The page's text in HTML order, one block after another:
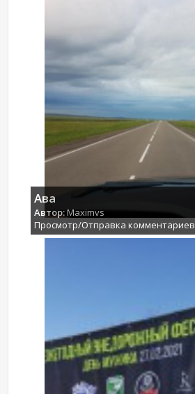
Ава
Автор: Maximvs
Просмотр/Отправка комментариев